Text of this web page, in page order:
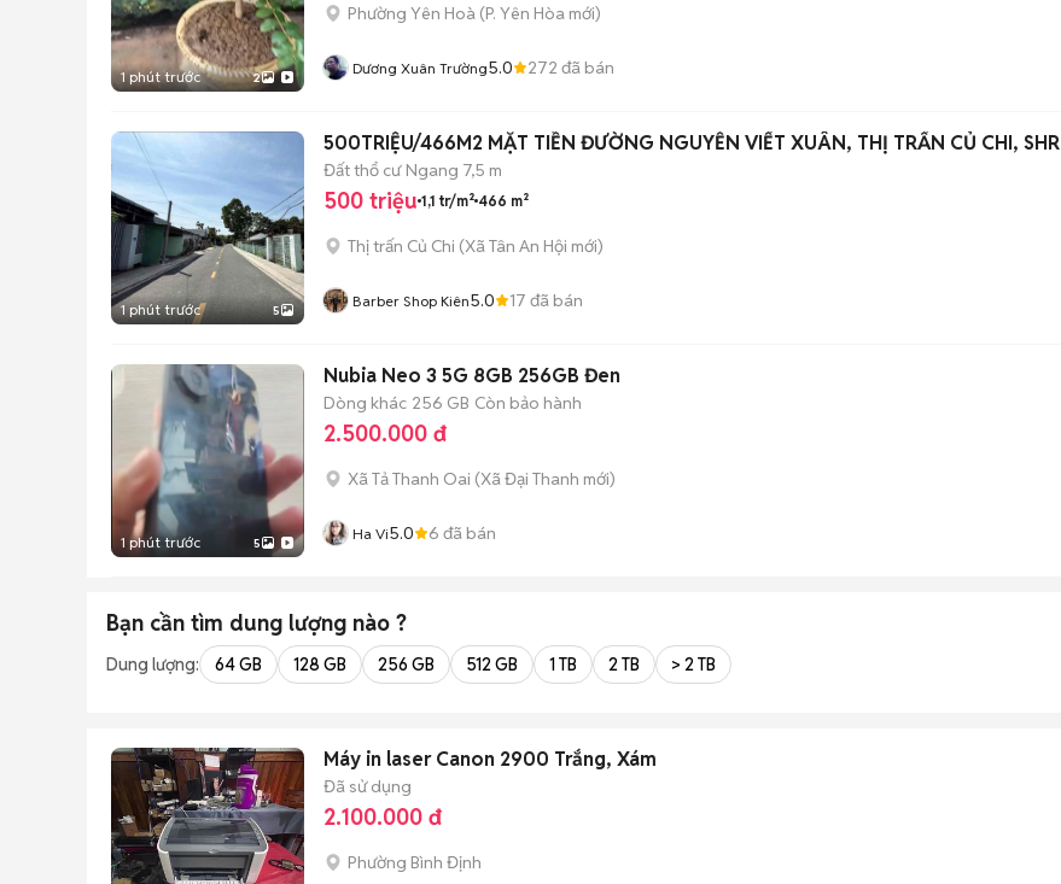
1 phút trước 2
Phường Yên Hoà (P. Yên Hòa mới)
Dương Xuân Trường5.0 272 đã bán
1 phút trước 5
500TRIỆU/466M2 MẶT TIỀN ĐƯỜNG NGUYỄN VIẾT XUÂN, THỊ TRẤN CỦ CHI, SHR
Đất thổ cư Ngang 7,5 m
500 triệu 1,1 tr/m² 466 m²
Thị trấn Củ Chi (Xã Tân An Hội mới)
Barber Shop Kiên5.0 17 đã bán
1 phút trước 5
Nubia Neo 3 5G 8GB 256GB Đen
Dòng khác 256 GB Còn bảo hành
2.500.000 đ
Xã Tả Thanh Oai (Xã Đại Thanh mới)
Ha Vi5.0 6 đã bán
Bạn cần tìm dung lượng nào ?
Dung lượng: 64 GB 128 GB 256 GB 512 GB 1 TB 2 TB > 2 TB
Máy in laser Canon 2900 Trắng, Xám
Đã sử dụng
2.100.000 đ
Phường Bình Định